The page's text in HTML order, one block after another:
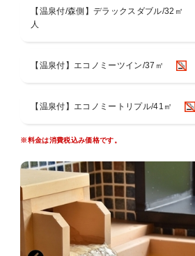
北海道の大地の恵みをふんだんに使った『
※開始時間は前半17:30〜・後半20:00〜の二
※お時間は7:30〜9:00(最終入場)、クローズ
ンメニュー」のご用意が可能です。ご希
（0154-67-5566）へ直接ご連絡ください。
※食材内容、調理方法等の対応は出来か
※「低アレルゲンメニュー」のお申込み
す。ご了承くださいませ。
※特定原材料29品目以外のアレルギー、
更、苦手食材等のご対応は出来かねます。
【温泉付/森側】デラックスダブル/32㎡
人
【温泉付】エコノミーツイン/37㎡
【温泉付】エコノミートリプル/41㎡
※料金は消費税込み価格です。